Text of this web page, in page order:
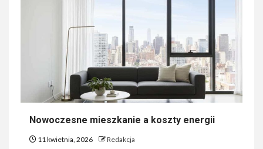
Nowoczesne mieszkanie a koszty energii
11 kwietnia, 2026 Redakcja